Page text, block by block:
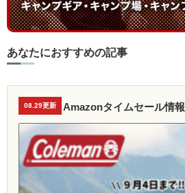
あなたにおすすめの記事
08.29更新 Amazonタイムセール情報